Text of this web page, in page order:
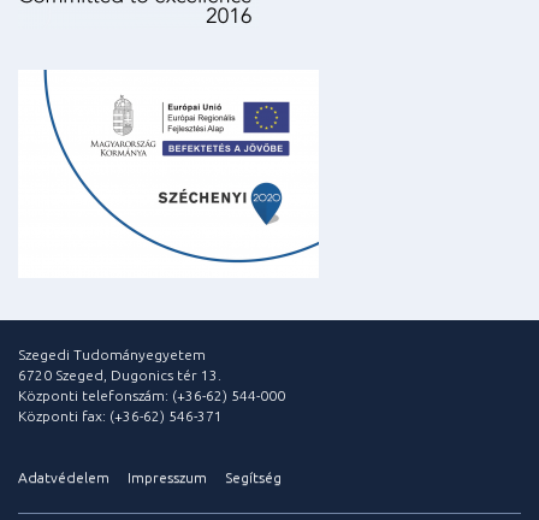
Szegedi Tudományegyetem
6720 Szeged, Dugonics tér 13.
Központi telefonszám: (+36-62) 544-000
Központi fax: (+36-62) 546-371
Adatvédelem Impresszum Segítség